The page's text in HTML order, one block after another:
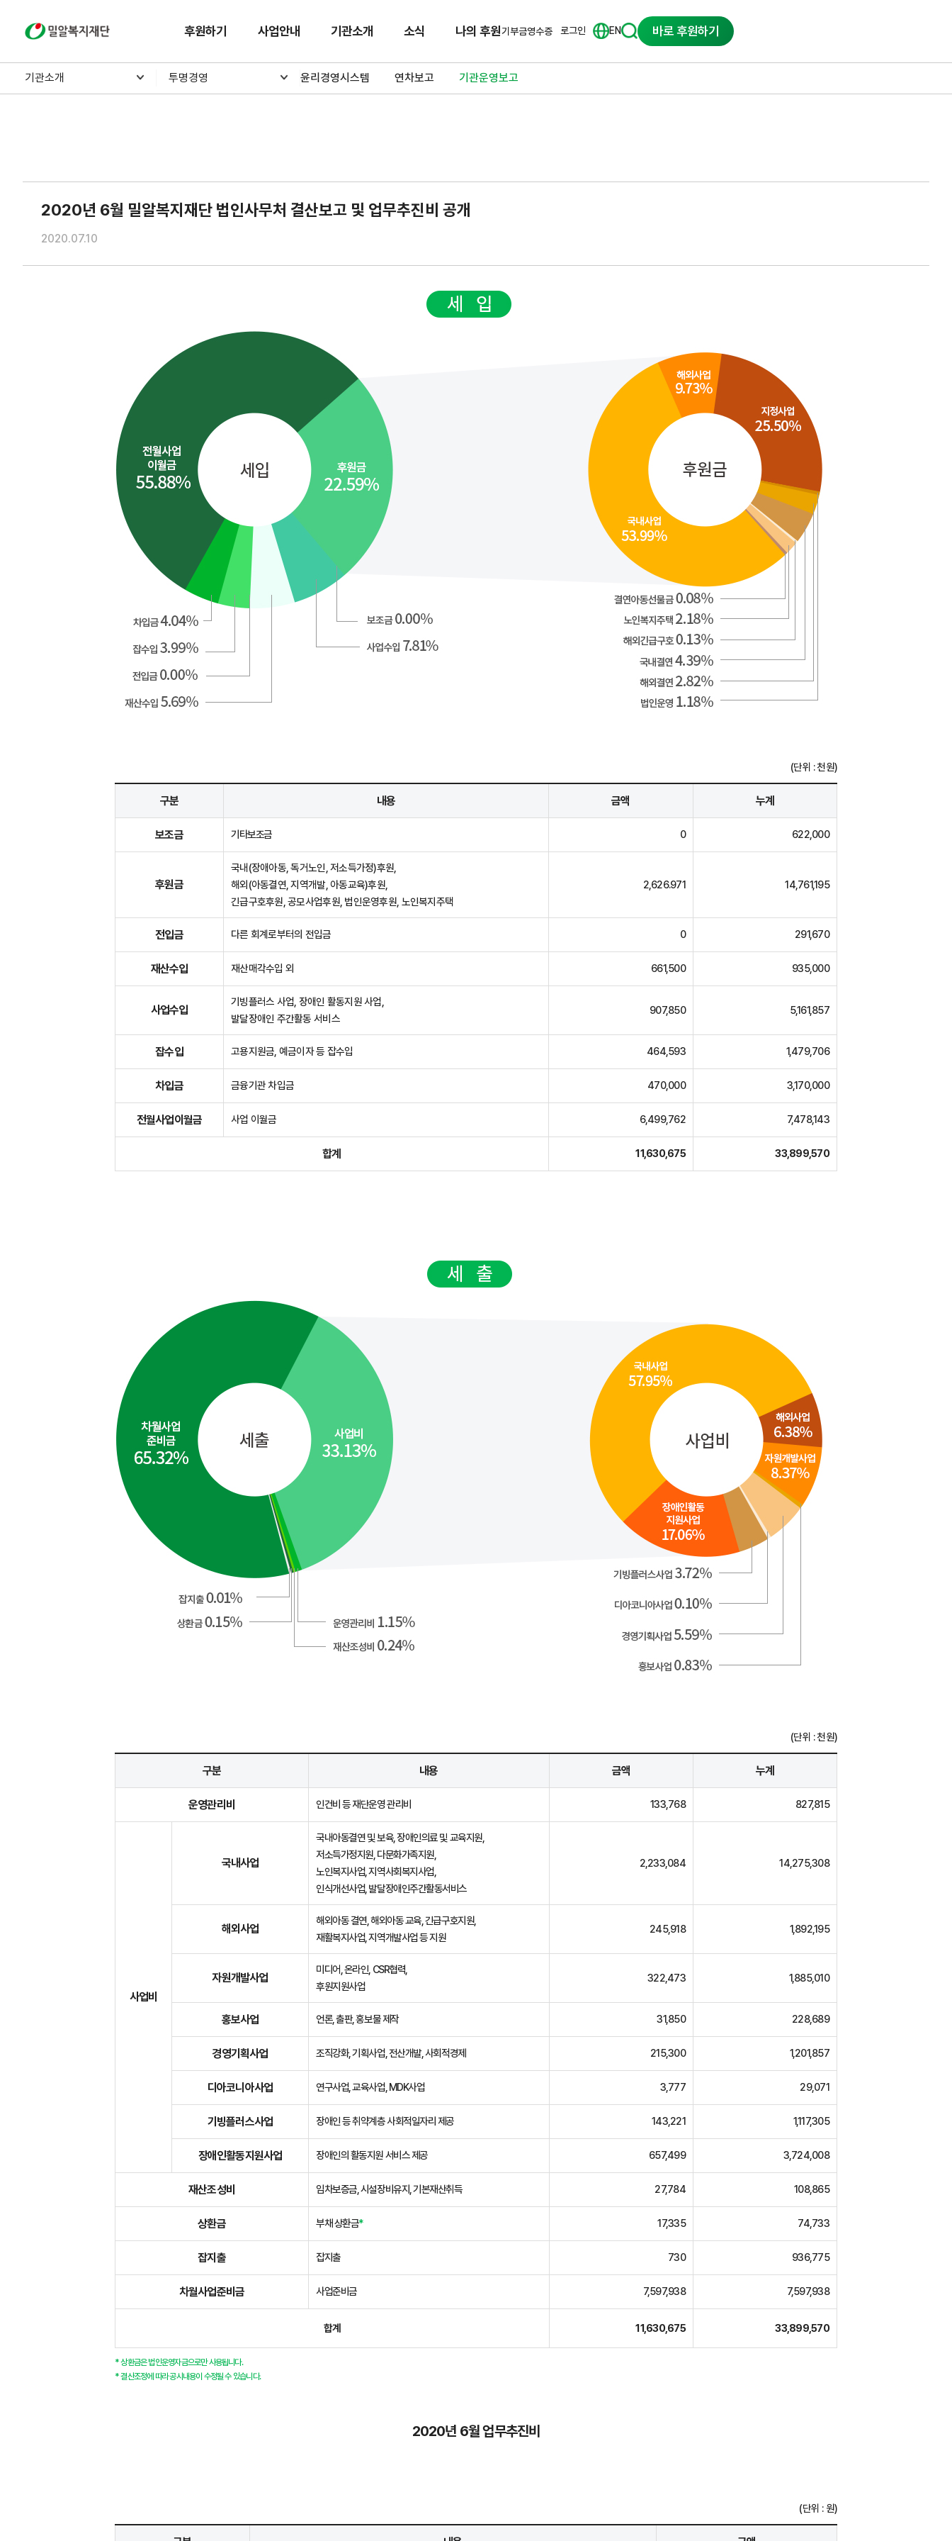
밀알복지재단 후원하기 사업안내 기관소개 소식 나의 후원기부금영수증 로그인 EN 바로 후원하기
기관소개 투명경영 윤리경영시스템 연차보고 기관운영보고
2020년 6월 밀알복지재단 법인사무처 결산보고 및 업무추진비 공개
2020.07.10
(단위 : 천원)
구분 내용 금액 누계
보조금 기타보조금 0 622,000
후원금
국내(장애아동, 독거노인, 저소득가정)후원,
해외(아동결연, 지역개발, 아동교육)후원,
긴급구호후원, 공모사업후원, 법인운영후원, 노인복지주택
2,626.971 14,761,195
전입금 다른 회계로부터의 전입금 0 291,670
재산수입 재산매각수입 외 661,500 935,000
사업수입
기빙플러스 사업, 장애인 활동지원 사업,
발달장애인 주간활동 서비스
907,850 5,161,857
잡수입 고용지원금, 예금이자 등 잡수입 464,593 1,479,706
차입금 금융기관 차입금 470,000 3,170,000
전월사업이월금 사업 이월금 6,499,762 7,478,143
합계 11,630,675 33,899,570
(단위 : 천원)
구분 내용 금액 누계
운영관리비 인건비 등 재단운영 관리비 133,768 827,815
사업비
국내사업
국내아동결연 및 보육, 장애인의료 및 교육지원,
저소득가정지원, 다문화가족지원,
노인복지사업, 지역사회복지사업,
인식개선사업, 발달장애인주간활동서비스
2,233,084 14,275,308
해외사업
해외아동 결연, 해외아동 교육, 긴급구호지원,
재활복지사업, 지역개발사업 등 지원
245,918 1,892,195
자원개발사업
미디어, 온라인, CSR협력,
후원지원사업
322,473 1,885,010
홍보사업 언론, 출판, 홍보물 제작 31,850 228,689
경영기획사업 조직강화, 기획사업, 전산개발, 사회적경제 215,300 1,201,857
디아코니아사업 연구사업, 교육사업, MDK사업 3,777 29,071
기빙플러스사업 장애인 등 취약계층 사회적일자리 제공 143,221 1,117,305
장애인활동지원사업 장애인의 활동지원 서비스 제공 657,499 3,724,008
재산조성비 임차보증금, 시설장비유지, 기본재산취득 27,784 108,865
상환금 부채 상환금* 17,335 74,733
잡지출 잡지출 730 936,775
차월사업준비금 사업준비금 7,597,938 7,597,938
합계 11,630,675 33,899,570
* 상환금은 법인운영자금으로만 사용됩니다.
* 결산조정에 따라 공시내용이 수정될 수 있습니다.
2020년 6월 업무추진비
(단위 : 원)